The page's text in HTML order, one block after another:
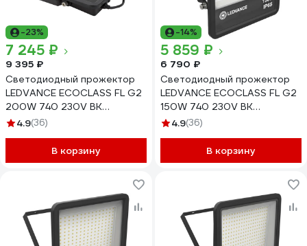
-23%
7 245 ₽
9 395 ₽
Светодиодный прожектор
LEDVANCE ECOCLASS FL G2
200W 740 230V BK
4058075709454
4.9(36)
В корзину
-14%
5 859 ₽
6 790 ₽
Светодиодный прожектор
LEDVANCE ECOCLASS FL G2
150W 740 230V BK
4058075709416
4.9(36)
В корзину